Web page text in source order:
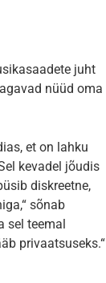
juht
nüüd oma
et on lahku
kevadel jõudis
diskreetne,
sõnab
sel teemal
privaatsuseks.“